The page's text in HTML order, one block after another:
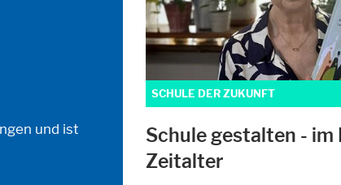
und ist
SCHULE DER ZUKUNFT
Schule gestalten - im
Zeitalter
zum Beispiel YouTube, Instagram oder ähnliche Anbieter.